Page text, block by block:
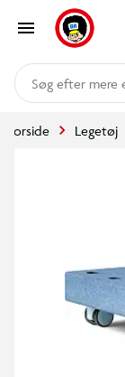
mere
Forside Legetøj